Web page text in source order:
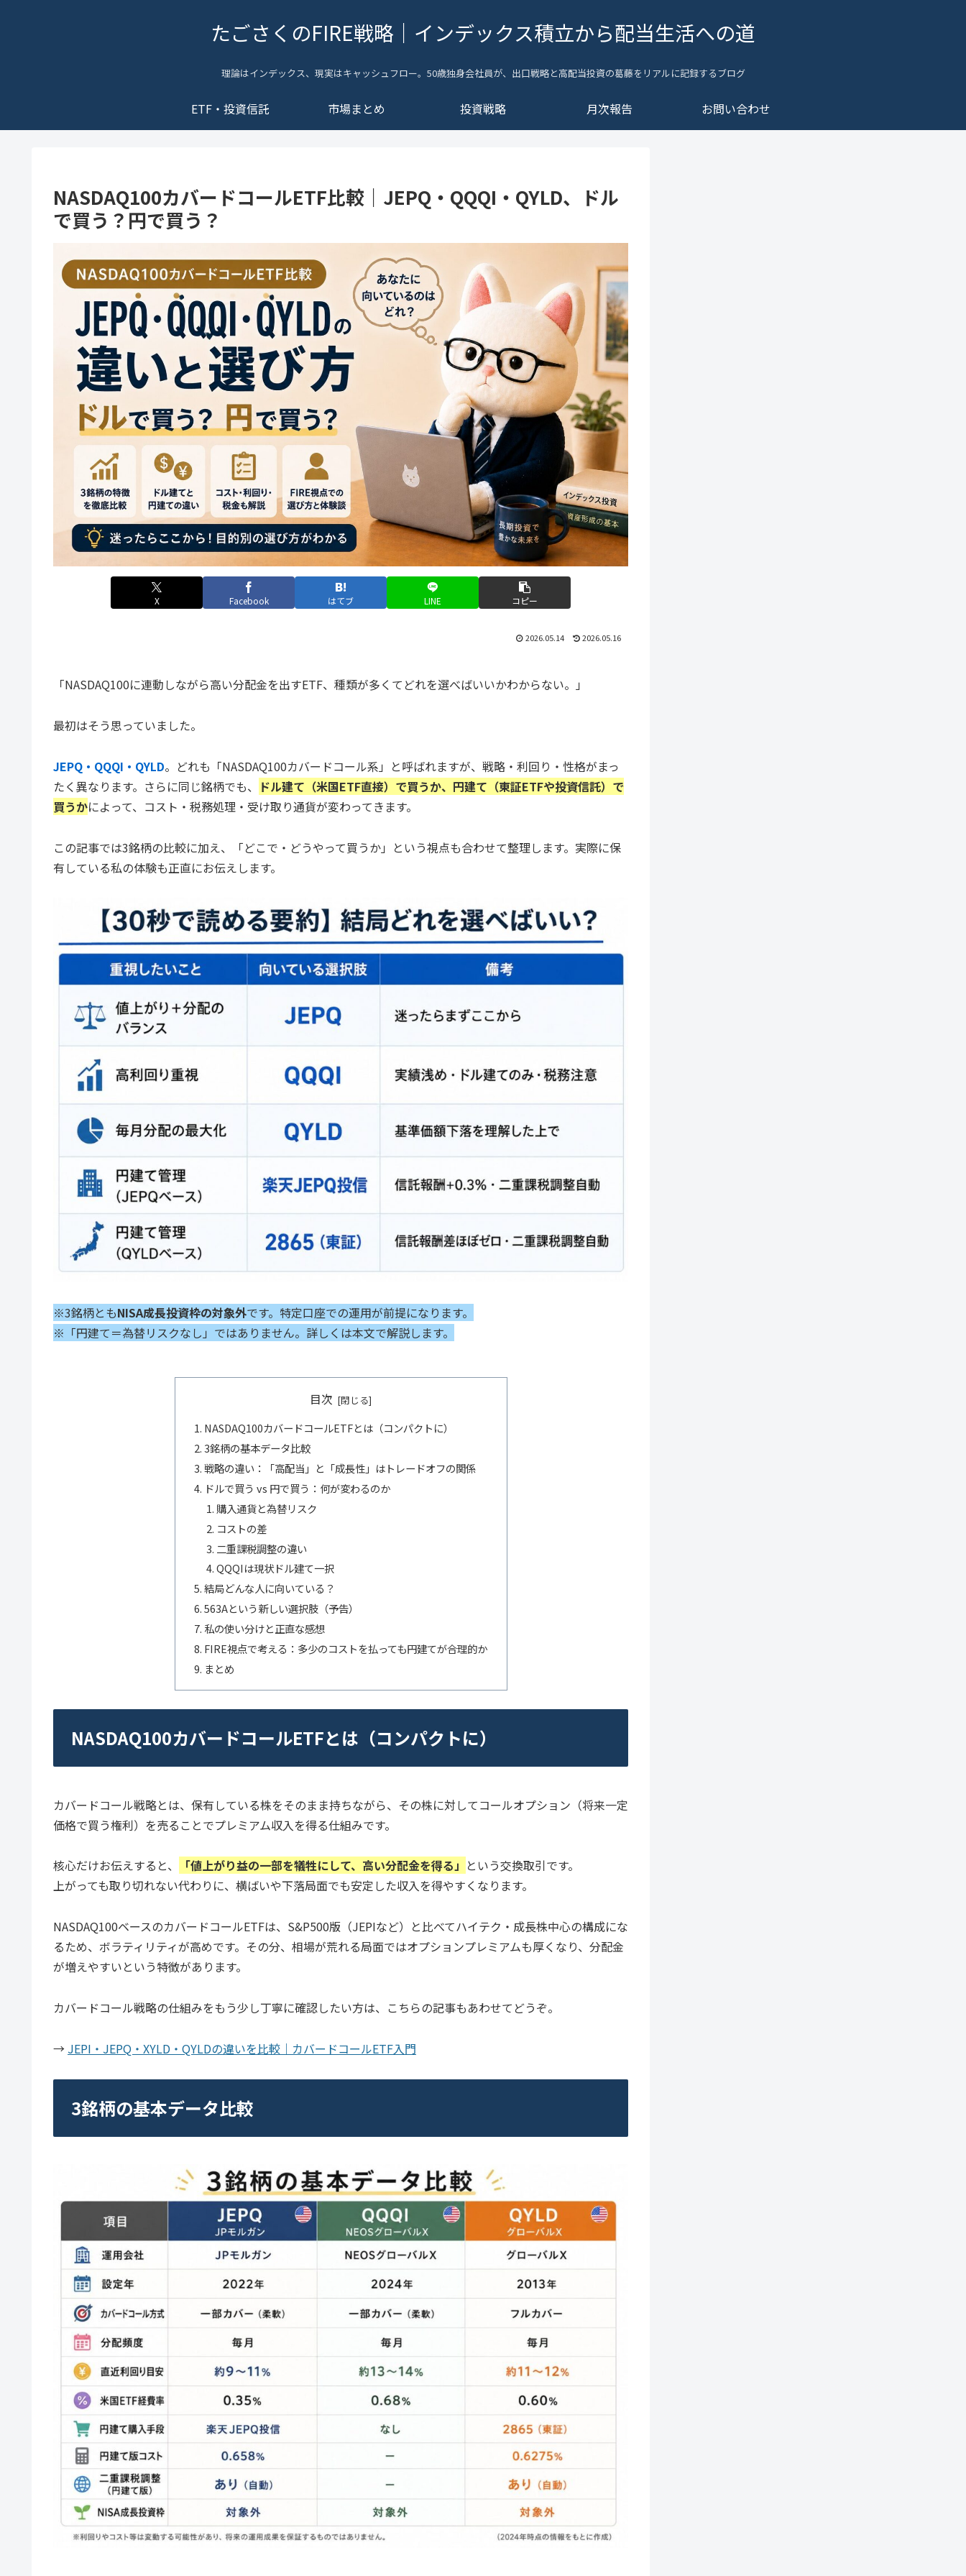
たごさくのFIRE戦略｜インデックス積立から配当生活への道
理論はインデックス、現実はキャッシュフロー。50歳独身会社員が、出口戦略と高配当投資の葛藤をリアルに記録するブログ
ETF・投資信託 市場まとめ 投資戦略 月次報告 お問い合わせ
NASDAQ100カバードコールETF比較｜JEPQ・QQQI・QYLD、ドル
で買う？円で買う？
X Facebook はてブ LINE コピー
2026.05.14 2026.05.16
「NASDAQ100に連動しながら高い分配金を出すETF、種類が多くてどれを選べばいいかわからない。」
最初はそう思っていました。
JEPQ・QQQI・QYLD。どれも「NASDAQ100カバードコール系」と呼ばれますが、戦略・利回り・性格がまっ
たく異なります。さらに同じ銘柄でも、
ドル建て（米国ETF直接）で買うか、円建て（東証ETFや投資信託）で
買うかによって、コスト・税務処理・受け取り通貨が変わってきます。
この記事では3銘柄の比較に加え、「どこで・どうやって買うか」という視点も合わせて整理します。実際に保
有している私の体験も正直にお伝えします。
※3銘柄ともNISA成長投資枠の対象外です。特定口座での運用が前提になります。
※「円建て＝為替リスクなし」ではありません。詳しくは本文で解説します。
目次
NASDAQ100カバードコールETFとは（コンパクトに）
3銘柄の基本データ比較
戦略の違い：「高配当」と「成長性」はトレードオフの関係
ドルで買う vs 円で買う：何が変わるのか
購入通貨と為替リスク
コストの差
二重課税調整の違い
QQQIは現状ドル建て一択
結局どんな人に向いている？
563Aという新しい選択肢（予告）
私の使い分けと正直な感想
FIRE視点で考える：多少のコストを払っても円建てが合理的か
まとめ
NASDAQ100カバードコールETFとは（コンパクトに）
カバードコール戦略とは、保有している株をそのまま持ちながら、その株に対してコールオプション（将来一定
価格で買う権利）を売ることでプレミアム収入を得る仕組みです。
核心だけお伝えすると、 「値上がり益の一部を犠牲にして、高い分配金を得る」 という交換取引です。
上がっても取り切れない代わりに、横ばいや下落局面でも安定した収入を得やすくなります。
NASDAQ100ベースのカバードコールETFは、S&P500版（JEPIなど）と比べてハイテク・成長株中心の構成にな
るため、ボラティリティが高めです。その分、相場が荒れる局面ではオプションプレミアムも厚くなり、分配金
が増えやすいという特徴があります。
カバードコール戦略の仕組みをもう少し丁寧に確認したい方は、こちらの記事もあわせてどうぞ。
→ JEPI・JEPQ・XYLD・QYLDの違いを比較｜カバードコールETF入門
3銘柄の基本データ比較